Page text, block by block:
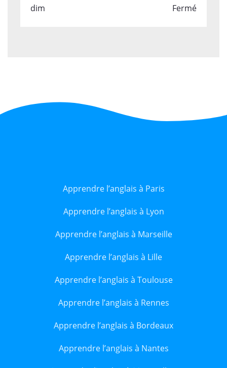
dim
Fermé
Apprendre l’anglais à Paris
Apprendre l’anglais à Lyon
Apprendre l’anglais à Marseille
Apprendre l’anglais à Lille
Apprendre l’anglais à Toulouse
Apprendre l’anglais à Rennes
Apprendre l’anglais à Bordeaux
Apprendre l’anglais à Nantes